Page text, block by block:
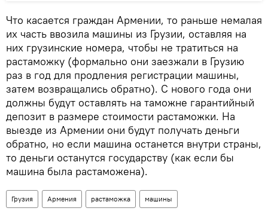
Что касается граждан Армении, то раньше немалая
их часть ввозила машины из Грузии, оставляя на
них грузинские номера, чтобы не тратиться на
растаможку (формально они заезжали в Грузию
раз в год для продления регистрации машины,
затем возвращались обратно). С нового года они
должны будут оставлять на таможне гарантийный
депозит в размере стоимости растаможки. На
выезде из Армении они будут получать деньги
обратно, но если машина останется внутри страны,
то деньги останутся государству (как если бы
машина была растаможена).
Грузия Армения растаможка машины